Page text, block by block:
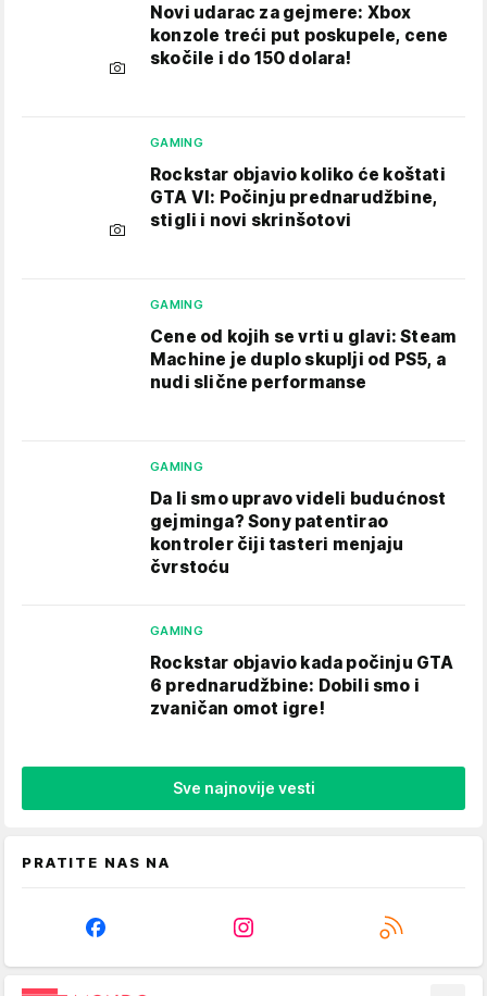
Novi udarac za gejmere: Xbox
konzole treći put poskupele, cene
skočile i do 150 dolara!
GAMING
Rockstar objavio koliko će koštati
GTA VI: Počinju prednarudžbine,
stigli i novi skrinšotovi
GAMING
Cene od kojih se vrti u glavi: Steam
Machine je duplo skuplji od PS5, a
nudi slične performanse
GAMING
Da li smo upravo videli budućnost
gejminga? Sony patentirao
kontroler čiji tasteri menjaju
čvrstoću
GAMING
Rockstar objavio kada počinju GTA
6 prednarudžbine: Dobili smo i
zvaničan omot igre!
Sve najnovije vesti
PRATITE NAS NA